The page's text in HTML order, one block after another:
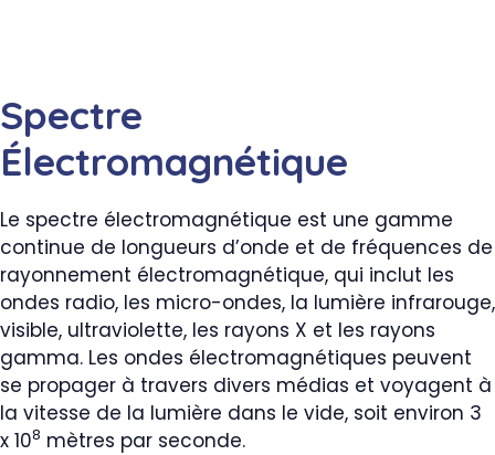
Spectre
Électromagnétique
Le spectre électromagnétique est une gamme
continue de longueurs d’onde et de fréquences de
rayonnement électromagnétique, qui inclut les
ondes radio, les micro-ondes, la lumière infrarouge,
visible, ultraviolette, les rayons X et les rayons
gamma. Les ondes électromagnétiques peuvent
se propager à travers divers médias et voyagent à
la vitesse de la lumière dans le vide, soit environ 3
x 108 mètres par seconde.